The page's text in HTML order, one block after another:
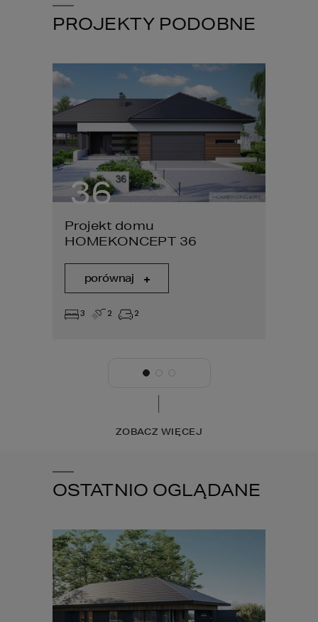
PROJEKTY PODOBNE
36
Projekt domu
HOMEKONCEPT 36
porównaj
3 2 2
ZOBACZ WIĘCEJ
OSTATNIO OGLĄDANE